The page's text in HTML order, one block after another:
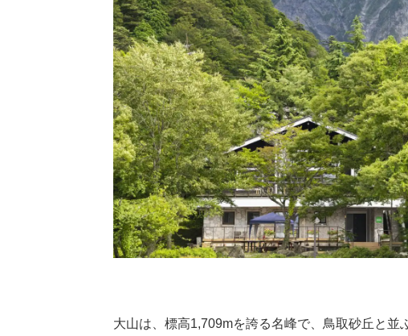
大山は、標高1,709mを誇る名峰で、鳥取砂丘と